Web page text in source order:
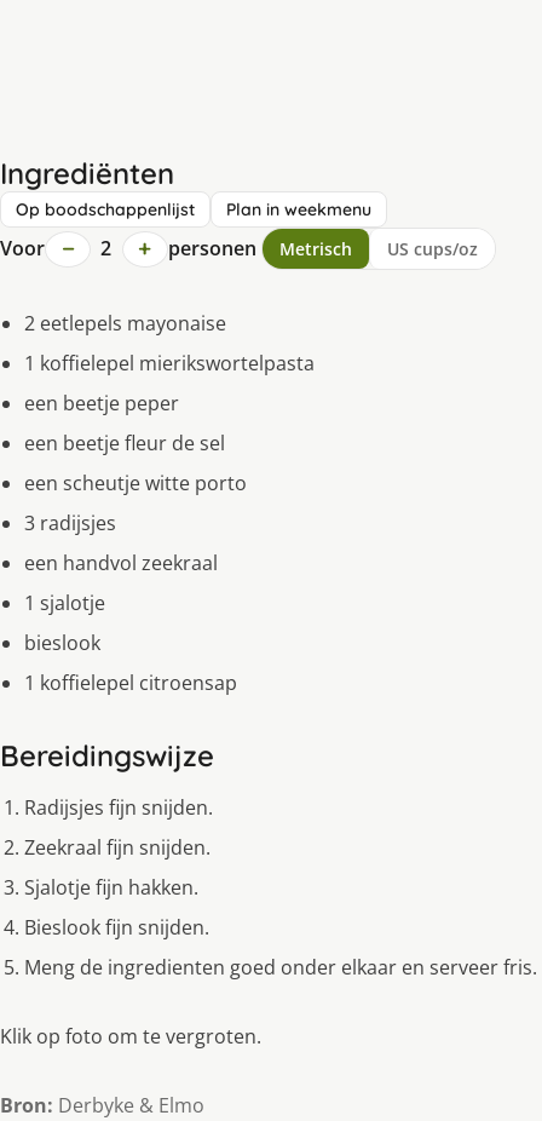
Ingrediënten
Op boodschappenlijst Plan in weekmenu
Voor − 2 + personen Metrisch US cups/oz
2 eetlepels mayonaise
1 koffielepel mierikswortelpasta
een beetje peper
een beetje fleur de sel
een scheutje witte porto
3 radijsjes
een handvol zeekraal
1 sjalotje
bieslook
1 koffielepel citroensap
Bereidingswijze
Radijsjes fijn snijden.
Zeekraal fijn snijden.
Sjalotje fijn hakken.
Bieslook fijn snijden.
Meng de ingredienten goed onder elkaar en serveer fris.
Klik op foto om te vergroten.
Bron: Derbyke & Elmo